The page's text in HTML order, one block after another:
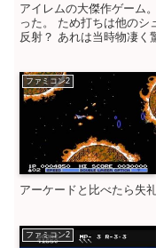
アイレムの大傑作ゲーム
った。 ため打ちは他のシ
反射？ あれは当時物凄く
ファミコン2
アーケードと比べたら失
ファミコン2